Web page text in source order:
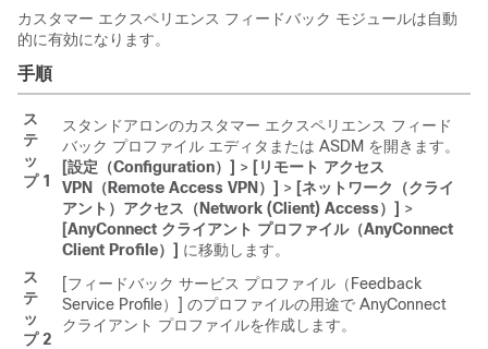
カスタマー エクスペリエンス フィードバック モジュールは自動
的に有効になります。
手順
ス
テ
ッ
プ 1
スタンドアロンのカスタマー エクスペリエンス フィード
バック プロファイル エディタまたは ASDM を開きます。
[設定（Configuration）] > [リモート アクセス
VPN（Remote Access VPN）] > [ネットワーク（クライ
アント）アクセス（Network (Client) Access）] >
[AnyConnect クライアント プロファイル（AnyConnect
Client Profile）] に移動します。
ス
テ
ッ
プ 2
[フィードバック サービス プロファイル（Feedback
Service Profile）] のプロファイルの用途で AnyConnect
クライアント プロファイルを作成します。